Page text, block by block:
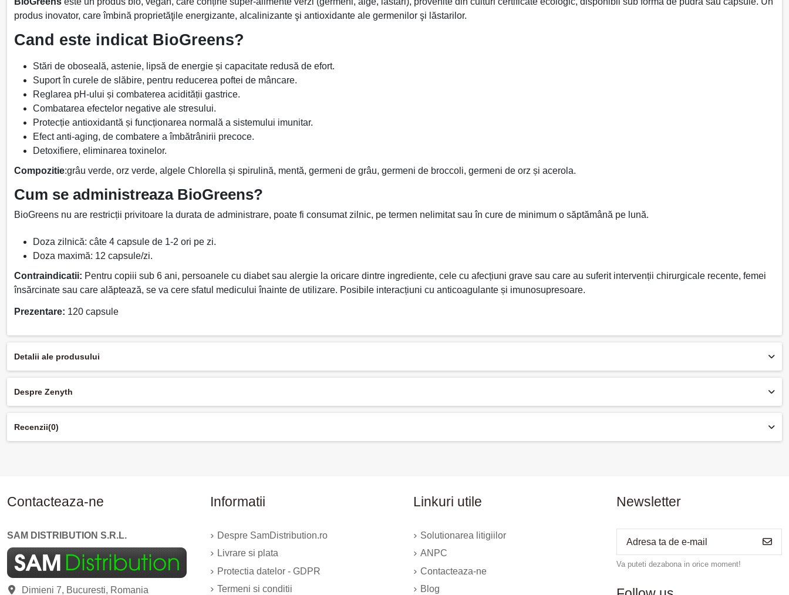
produs inovator, care îmbină proprietăţile energizante, alcalinizante şi antioxidante ale germenilor şi lăstarilor.
Cand este indicat BioGreens?
Stări de oboseală, astenie, lipsă de energie și capacitate redusă de efort.
Suport în curele de slăbire, pentru reducerea poftei de mâncare.
Reglarea pH-ului și combaterea acidității gastrice.
Combatarea efectelor negative ale stresului.
Protecție antioxidantă și funcționarea normală a sistemului imunitar.
Efect anti-aging, de combatere a îmbătrânirii precoce.
Detoxifiere, eliminarea toxinelor.
Compozitie:grâu verde, orz verde, algele Chlorella și spirulină, mentă, germeni de grâu, germeni de broccoli, germeni de orz și acerola.
Cum se administreaza BioGreens?
BioGreens nu are restricții privitoare la durata de administrare, poate fi consumat zilnic, pe termen nelimitat sau în cure de minimum o săptămână pe lună.
Doza zilnică: câte 4 capsule de 1-2 ori pe zi.
Doza maximă: 12 capsule/zi.
Contraindicatii: Pentru copiii sub 6 ani, persoanele cu diabet sau alergie la oricare dintre ingrediente, cele cu afecțiuni grave sau care au suferit intervenții chirurgicale recente, femei
însărcinate sau care alăptează, se va cere sfatul medicului înainte de utilizare. Posibile interacțiuni cu anticoagulante și imunosupresoare.
Prezentare: 120 capsule
Detalii ale produsului
Despre Zenyth
Recenzii(0)
Contacteaza-ne
SAM DISTRIBUTION S.R.L.
Dimieni 7, Bucuresti, Romania
Informatii
Despre SamDistribution.ro
Livrare si plata
Protectia datelor - GDPR
Termeni si conditii
Linkuri utile
Solutionarea litigiilor
ANPC
Contacteaza-ne
Blog
Newsletter
Va puteti dezabona in orice moment!